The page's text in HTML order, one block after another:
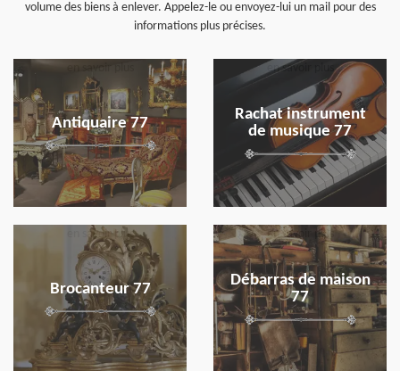
volume des biens à enlever. Appelez-le ou envoyez-lui un mail pour des
informations plus précises.
Antiquaire 77
en savoir plus
Rachat instrument
de musique 77
en savoir plus
Brocanteur 77
en savoir plus
Débarras de maison
77
en savoir plus